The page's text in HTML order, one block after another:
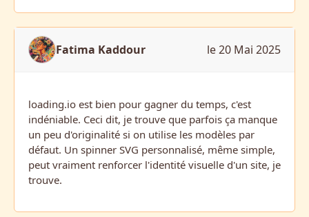
Fatima Kaddour le 20 Mai 2025
loading.io est bien pour gagner du temps, c'est
indéniable. Ceci dit, je trouve que parfois ça manque
un peu d'originalité si on utilise les modèles par
défaut. Un spinner SVG personnalisé, même simple,
peut vraiment renforcer l'identité visuelle d'un site, je
trouve.